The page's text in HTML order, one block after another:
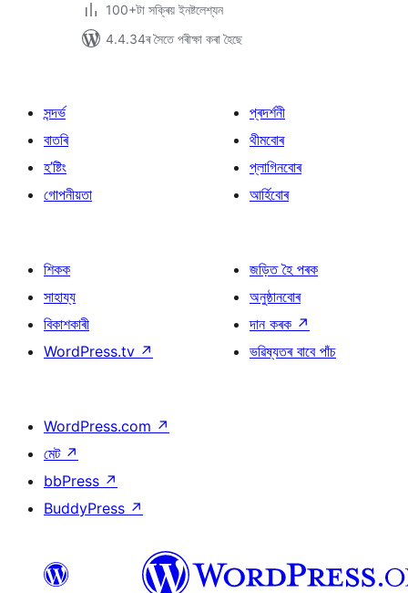
100+টা সক্ৰিয় ইনষ্টলেশ্যন
4.4.34ৰ সৈতে পৰীক্ষা কৰা হৈছে
সন্দৰ্ভ
বাতৰি
হ’ষ্টিং
গোপনীয়তা
প্ৰদৰ্শনী
থীমবোৰ
প্লাগিনবোৰ
আৰ্হিবোৰ
শিকক
সাহায্য
বিকাশকাৰী
WordPress.tv ↗
জড়িত হৈ পৰক
অনুষ্ঠানবোৰ
দান কৰক ↗
ভৱিষ্যতৰ বাবে পাঁচ
WordPress.com ↗
মেট ↗
bbPress ↗
BuddyPress ↗